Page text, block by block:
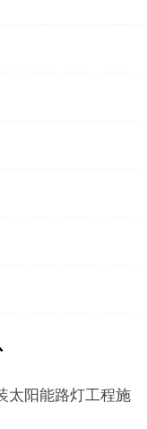
太阳能路灯工程施